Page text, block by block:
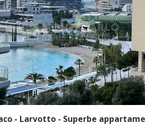
- Larvotto - Superbe